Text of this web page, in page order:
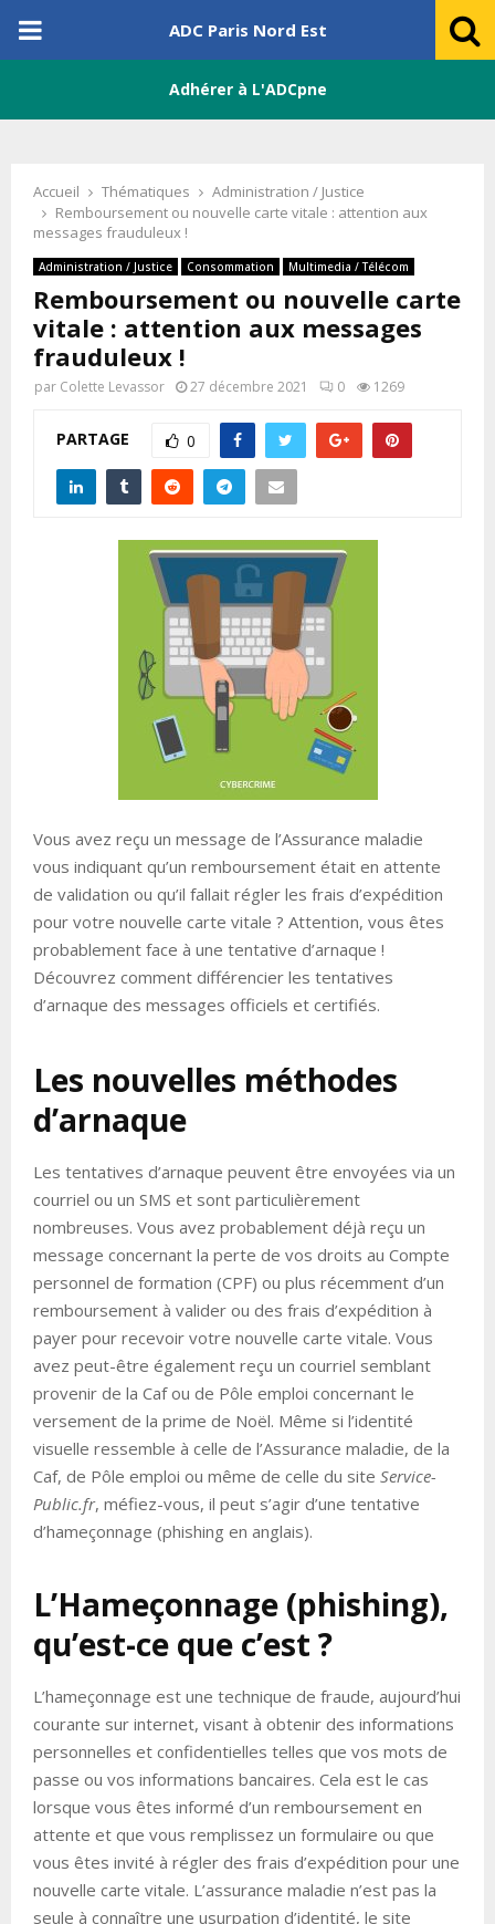
PRIMARY
ADC Paris Nord Est
Adhérer à L'ADCpne
Accueil Thématiques
Administration / Justice
Remboursement ou nouvelle carte vitale : attention aux
messages frauduleux !
Administration / Justice Consommation Multimedia / Télécom
Remboursement ou nouvelle carte
vitale : attention aux messages
frauduleux !
par Colette Levassor 27 décembre 2021 0 1269
PARTAGE 0
Vous avez reçu un message de l’Assurance maladie
vous indiquant qu’un remboursement était en attente
de validation ou qu’il fallait régler les frais d’expédition
pour votre nouvelle carte vitale ? Attention, vous êtes
probablement face à une tentative d’arnaque !
Découvrez comment différencier les tentatives
d’arnaque des messages officiels et certifiés.
Les nouvelles méthodes
d’arnaque
Les tentatives d’arnaque peuvent être envoyées via un
courriel ou un SMS et sont particulièrement
nombreuses. Vous avez probablement déjà reçu un
message concernant la perte de vos droits au Compte
personnel de formation (CPF) ou plus récemment d’un
remboursement à valider ou des frais d’expédition à
payer pour recevoir votre nouvelle carte vitale. Vous
avez peut-être également reçu un courriel semblant
provenir de la Caf ou de Pôle emploi concernant le
versement de la prime de Noël. Même si l’identité
visuelle ressemble à celle de l’Assurance maladie, de la
Caf, de Pôle emploi ou même de celle du site Service-
Public.fr, méfiez-vous, il peut s’agir d’une tentative
d’hameçonnage (phishing en anglais).
L’Hameçonnage (phishing),
qu’est-ce que c’est ?
L’hameçonnage est une technique de fraude, aujourd’hui
courante sur internet, visant à obtenir des informations
personnelles et confidentielles telles que vos mots de
passe ou vos informations bancaires. Cela est le cas
lorsque vous êtes informé d’un remboursement en
attente et que vous remplissez un formulaire ou que
vous êtes invité à régler des frais d’expédition pour une
nouvelle carte vitale. L’assurance maladie n’est pas la
seule à connaître une usurpation d’identité, le site